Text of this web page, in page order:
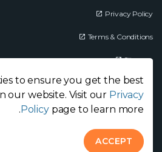
Privacy Policy
Terms & Conditions
Sitemap
to ensure you get the best
our website. Visit our Privacy
Policypage to learn more.
ACCEPT